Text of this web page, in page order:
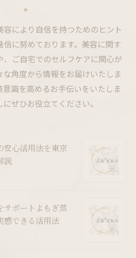
容により自信を持つためのヒント
信に努めております。美容に関す
、ご自宅でのセルフケアに関心が
な角度から情報をお届けいたしま
識を高めるお手伝いをいたしま
ぜひお役立てください。
安心活用法を東京
説
サポートよもぎ蒸
感できる活用法